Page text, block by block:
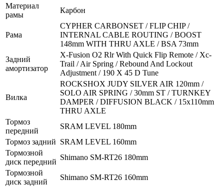
Материал
рамы
Карбон
Рама
CYPHER CARBONSET / FLIP CHIP /
INTERNAL CABLE ROUTING / BOOST
148mm WITH THRU AXLE / BSA 73mm
Задний
амортизатор
X-Fusion O2 Rlr With Quick Flip Remote / Xc-
Trail / Air Spring / Rebound And Lockout
Adjustment / 190 X 45 D Tune
Вилка
ROCKSHOX JUDY SILVER AIR 120mm /
SOLO AIR SPRING / 30mm ST / TURNKEY
DAMPER / DIFFUSION BLACK / 15x110mm
THRU AXLE
Тормоз
передний
SRAM LEVEL 180mm
Тормоз задний SRAM LEVEL 160mm
Тормозной
диск передний
Shimano SM-RT26 180mm
Тормозной
диск задний
Shimano SM-RT26 160mm